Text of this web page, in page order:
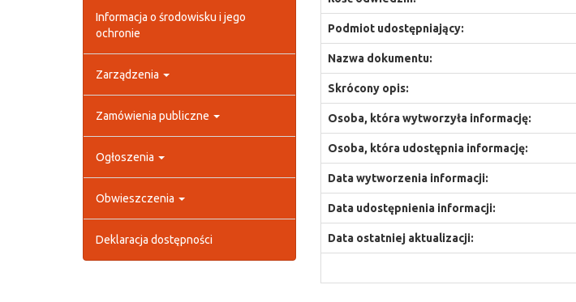
Informacja o środowisku i jego
ochronie
Zarządzenia
Zamówienia publiczne
Ogłoszenia
Obwieszczenia
Deklaracja dostępności
Podmiot udostępniający:
Nazwa dokumentu:
Skrócony opis:
Osoba, która wytworzyła informację:
Osoba, która udostępnia informację:
Data wytworzenia informacji:
Data udostępnienia informacji:
Data ostatniej aktualizacji: